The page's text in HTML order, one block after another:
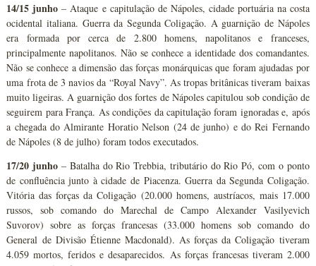
14/15 junho – Ataque e capitulação de Nápoles, cidade portuária na costa
ocidental italiana. Guerra da Segunda Coligação. A guarnição de Nápoles
era formada por cerca de 2.800 homens, napolitanos e franceses,
principalmente napolitanos. Não se conhece a identidade dos comandantes.
Não se conhece a dimensão das forças monárquicas que foram ajudadas por
uma frota de 3 navios da “Royal Navy”. As tropas britânicas tiveram baixas
muito ligeiras. A guarnição dos fortes de Nápoles capitulou sob condição de
seguirem para França. As condições da capitulação foram ignoradas e, após
a chegada do Almirante Horatio Nelson (24 de junho) e do Rei Fernando
de Nápoles (8 de julho) foram todos executados.
17/20 junho – Batalha do Rio Trebbia, tributário do Rio Pó, com o ponto
de confluência junto à cidade de Piacenza. Guerra da Segunda Coligação.
Vitória das forças da Coligação (20.000 homens, austríacos, mais 17.000
russos, sob comando do Marechal de Campo Alexander Vasilyevich
Suvorov) sobre as forças francesas (33.000 homens sob comando do
General de Divisão Étienne Macdonald). As forças da Coligação tiveram
4.059 mortos, feridos e desaparecidos. As forças francesas tiveram 2.000